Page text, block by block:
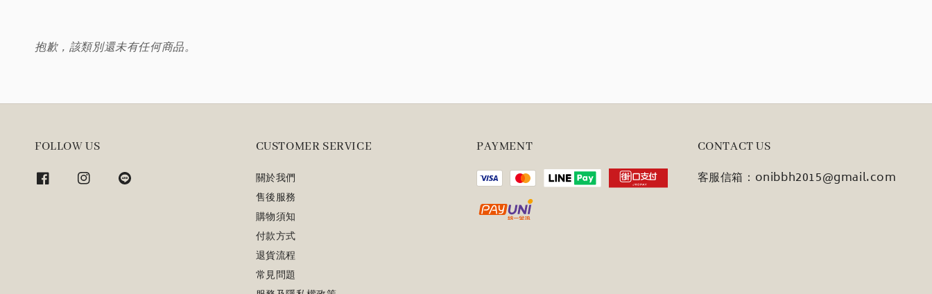
抱歉，該類別還未有任何商品。
FOLLOW US CUSTOMER SERVICE
關於我們
售後服務
購物須知
付款方式
退貨流程
常見問題
PAYMENT CONTACT US
客服信箱：onibbh2015@gmail.com